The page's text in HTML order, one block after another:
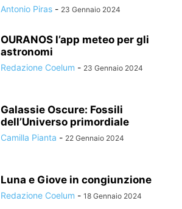
Antonio Piras - 23 Gennaio 2024
OURANOS l’app meteo per gli
astronomi
Redazione Coelum - 23 Gennaio 2024
Galassie Oscure: Fossili
dell’Universo primordiale
Camilla Pianta - 22 Gennaio 2024
Luna e Giove in congiunzione
Redazione Coelum - 18 Gennaio 2024